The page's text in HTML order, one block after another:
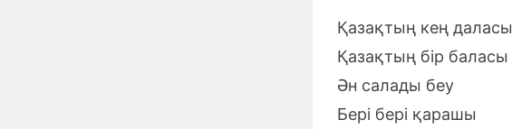
Қазақтың кең даласы
Қазақтың бір баласы
Ән салады беу
Бері бері қарашы